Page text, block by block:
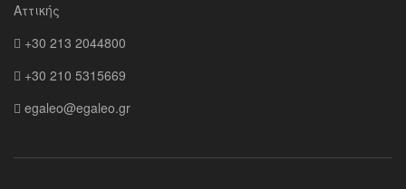
Αττικής
+30 213 2044800
+30 210 5315669
egaleo@egaleo.gr